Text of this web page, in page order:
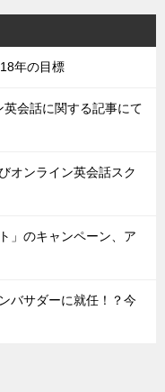
年の目標
会話に関する記事にて
オンライン英会話スク
」のキャンペーン、ア
バサダーに就任！？今